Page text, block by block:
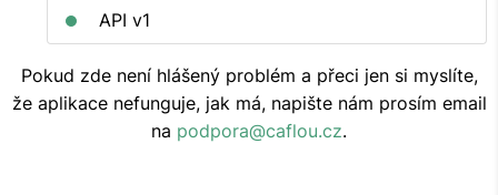
API v1
Pokud zde není hlášený problém a přeci jen si myslíte,
že aplikace nefunguje, jak má, napište nám prosím email
na podpora@caflou.cz.